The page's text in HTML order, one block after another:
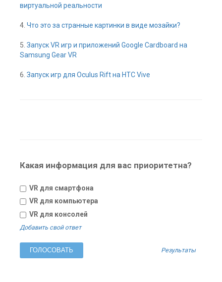
виртуальной реальности
4. Что это за странные картинки в виде мозайки?
5. Запуск VR игр и приложений Google Cardboard на
Samsung Gear VR
6. Запуск игр для Oculus Rift на HTC Vive
Какая информация для вас приоритетна?
VR для смартфона
VR для компьютера
VR для консолей
Добавить свой ответ
Результаты